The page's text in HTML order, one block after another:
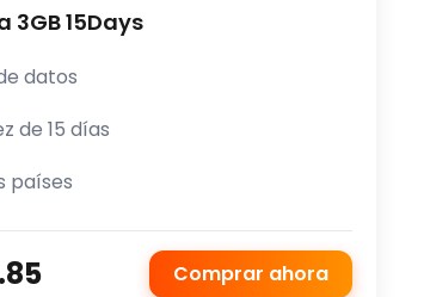
3GB 15Days
datos
de 15 días
países
Comprar ahora